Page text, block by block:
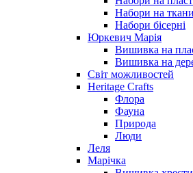
Набори на
Набори бісерні
Юркевич Марія
Вишивка на
Вишивка на
Світ можливостей
Heritage Crafts
Флора
Фауна
Природа
Люди
Леля
Марічка